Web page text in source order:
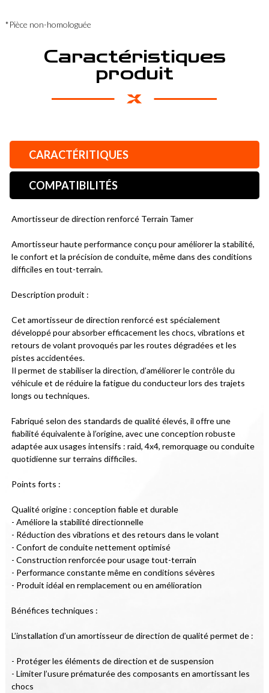
*Pièce non-homologuée
Caractéristiques
produit
CARACTÉRITIQUES
COMPATIBILITÉS
Amortisseur de direction renforcé Terrain Tamer
Amortisseur haute performance conçu pour améliorer la stabilité,
le confort et la précision de conduite, même dans des conditions
difficiles en tout-terrain.
Description produit :
Cet amortisseur de direction renforcé est spécialement
développé pour absorber efficacement les chocs, vibrations et
retours de volant provoqués par les routes dégradées et les
pistes accidentées.
Il permet de stabiliser la direction, d’améliorer le contrôle du
véhicule et de réduire la fatigue du conducteur lors des trajets
longs ou techniques.
Fabriqué selon des standards de qualité élevés, il offre une
fiabilité équivalente à l’origine, avec une conception robuste
adaptée aux usages intensifs : raid, 4x4, remorquage ou conduite
quotidienne sur terrains difficiles.
Points forts :
Qualité origine : conception fiable et durable
- Améliore la stabilité directionnelle
- Réduction des vibrations et des retours dans le volant
- Confort de conduite nettement optimisé
- Construction renforcée pour usage tout-terrain
- Performance constante même en conditions sévères
- Produit idéal en remplacement ou en amélioration
Bénéfices techniques :
L’installation d’un amortisseur de direction de qualité permet de :
- Protéger les éléments de direction et de suspension
- Limiter l’usure prématurée des composants en amortissant les
chocs